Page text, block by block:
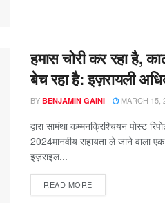
हमास चोरी कर रहा है,
बेच रहा है: इज़रायली
BY BENJAMIN GAINI MARCH 15,
द्वारा सामंथा कम्मनक्रिश्चियन पोस्ट
2024मानवीय सहायता ले जाने वाला
इज़राइल...
READ MORE